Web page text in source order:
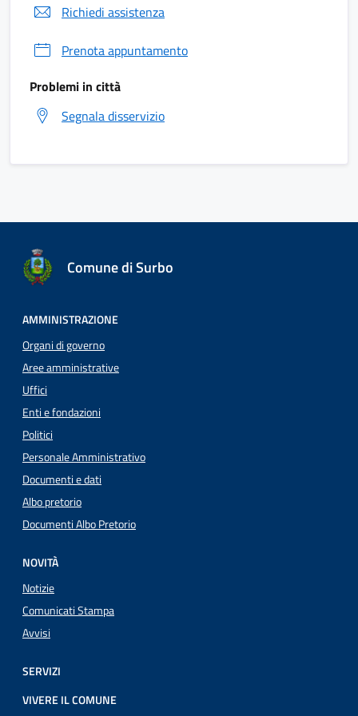
Richiedi assistenza
Prenota appuntamento
Problemi in città
Segnala disservizio
Comune di Surbo
AMMINISTRAZIONE
Organi di governo
Aree amministrative
Uffici
Enti e fondazioni
Politici
Personale Amministrativo
Documenti e dati
Albo pretorio
Documenti Albo Pretorio
NOVITÀ
Notizie
Comunicati Stampa
Avvisi
SERVIZI
VIVERE IL COMUNE